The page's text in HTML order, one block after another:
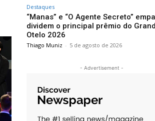
Destaques
“Manas” e “O Agente Secreto”
dividem o principal prêmio do
Otelo 2026
Thiago Muniz - 5 de agosto de 2026
- Advertisement -